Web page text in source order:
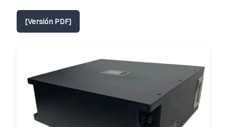
[Versión PDF]